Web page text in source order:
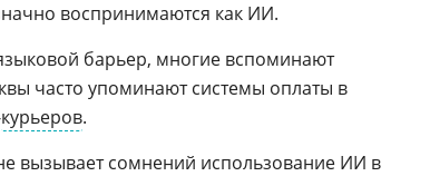
воспринимаются как ИИ.
барьер, многие вспоминают
часто упоминают системы оплаты в
курьеров.
вызывает сомнений использование ИИ в